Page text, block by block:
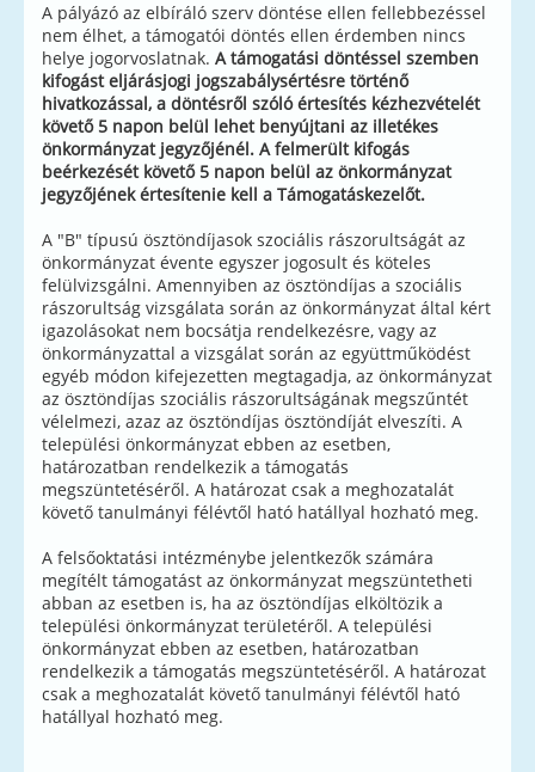
A pályázó az elbíráló szerv döntése ellen fellebbezéssel
nem élhet, a támogatói döntés ellen érdemben nincs
helye jogorvoslatnak. A támogatási döntéssel szemben
kifogást eljárásjogi jogszabálysértésre történő
hivatkozással, a döntésről szóló értesítés kézhezvételét
követő 5 napon belül lehet benyújtani az illetékes
önkormányzat jegyzőjénél. A felmerült kifogás
beérkezését követő 5 napon belül az önkormányzat
jegyzőjének értesítenie kell a Támogatáskezelőt.
A "B" típusú ösztöndíjasok szociális rászorultságát az
önkormányzat évente egyszer jogosult és köteles
felülvizsgálni. Amennyiben az ösztöndíjas a szociális
rászorultság vizsgálata során az önkormányzat által kért
igazolásokat nem bocsátja rendelkezésre, vagy az
önkormányzattal a vizsgálat során az együttműködést
egyéb módon kifejezetten megtagadja, az önkormányzat
az ösztöndíjas szociális rászorultságának megszűntét
vélelmezi, azaz az ösztöndíjas ösztöndíját elveszíti. A
települési önkormányzat ebben az esetben,
határozatban rendelkezik a támogatás
megszüntetéséről. A határozat csak a meghozatalát
követő tanulmányi félévtől ható hatállyal hozható meg.
A felsőoktatási intézménybe jelentkezők számára
megítélt támogatást az önkormányzat megszüntetheti
abban az esetben is, ha az ösztöndíjas elköltözik a
települési önkormányzat területéről. A települési
önkormányzat ebben az esetben, határozatban
rendelkezik a támogatás megszüntetéséről. A határozat
csak a meghozatalát követő tanulmányi félévtől ható
hatállyal hozható meg.